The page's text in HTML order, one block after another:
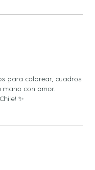
para colorear, cuadros
con amor.
✨